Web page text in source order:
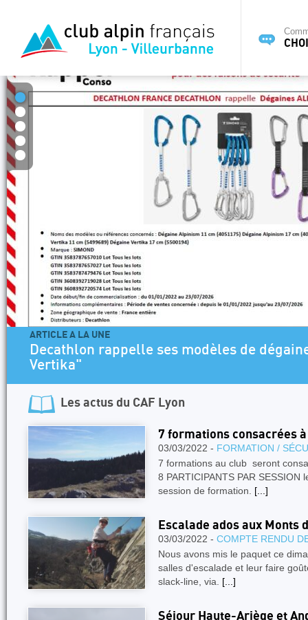
ARTICLE A LA UNE
Decathlon rappelle ses modèles de
Vertika"
Les actus du CAF Lyon
7 formations consacrées
03/03/2022 - FORMATION /
7 formations au club seront
8 PARTICIPANTS PAR
session de formation. [...]
Escalade ados aux Monts
03/03/2022 - COMPTE RENDU
Nous avons mis le paquet ce
salles d'escalade et leur faire
slack-line, via. [...]
Séjour Haute-Ariège et